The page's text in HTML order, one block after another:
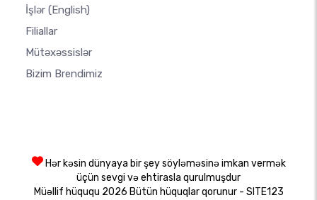
İşlər (English)
Filiallar
Mütəxəssislər
Bizim Brendimiz
Hər kəsin dünyaya bir şey söyləməsinə imkan vermək
üçün sevgi və ehtirasla qurulmuşdur
Müəllif hüququ 2026 Bütün hüquqlar qorunur - SITE123